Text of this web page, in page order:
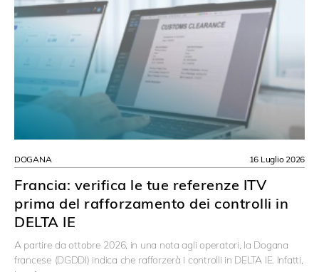
DOGANA
Francia: verifica le tue referenze ITV
prima del rafforzamento dei controlli in
DELTA IE
A partire da ottobre 2026, in una nota agli operatori, la Dogana
francese (DGDDI) indica che rafforzerà i controlli in DELTA IE. Infatti,
16 Luglio 2026